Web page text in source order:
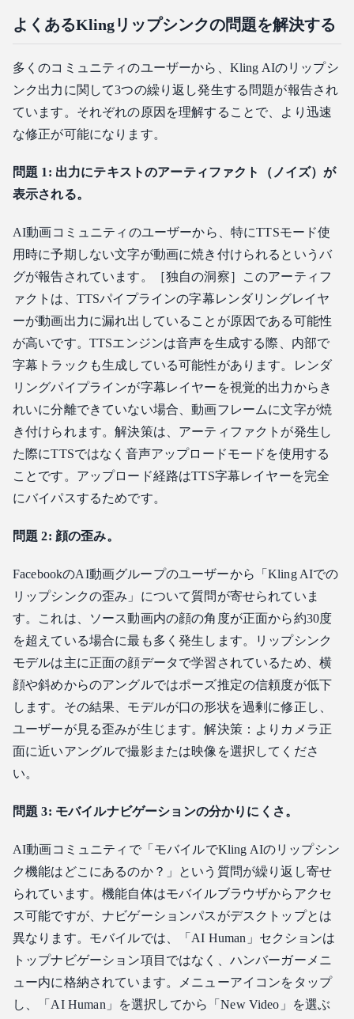
よくあるKlingリップシンクの問題を解決する
多くのコミュニティのユーザーから、Kling AIのリップシ
ンク出力に関して3つの繰り返し発生する問題が報告され
ています。それぞれの原因を理解することで、より迅速
な修正が可能になります。
問題 1: 出力にテキストのアーティファクト（ノイズ）が
表示される。
AI動画コミュニティのユーザーから、特にTTSモード使
用時に予期しない文字が動画に焼き付けられるというバ
グが報告されています。［独自の洞察］このアーティフ
ァクトは、TTSパイプラインの字幕レンダリングレイヤ
ーが動画出力に漏れ出していることが原因である可能性
が高いです。TTSエンジンは音声を生成する際、内部で
字幕トラックも生成している可能性があります。レンダ
リングパイプラインが字幕レイヤーを視覚的出力からき
れいに分離できていない場合、動画フレームに文字が焼
き付けられます。解決策は、アーティファクトが発生し
た際にTTSではなく音声アップロードモードを使用する
ことです。アップロード経路はTTS字幕レイヤーを完全
にバイパスするためです。
問題 2: 顔の歪み。
FacebookのAI動画グループのユーザーから「Kling AIでの
リップシンクの歪み」について質問が寄せられていま
す。これは、ソース動画内の顔の角度が正面から約30度
を超えている場合に最も多く発生します。リップシンク
モデルは主に正面の顔データで学習されているため、横
顔や斜めからのアングルではポーズ推定の信頼度が低下
します。その結果、モデルが口の形状を過剰に修正し、
ユーザーが見る歪みが生じます。解決策：よりカメラ正
面に近いアングルで撮影または映像を選択してくださ
い。
問題 3: モバイルナビゲーションの分かりにくさ。
AI動画コミュニティで「モバイルでKling AIのリップシン
ク機能はどこにあるのか？」という質問が繰り返し寄せ
られています。機能自体はモバイルブラウザからアクセ
ス可能ですが、ナビゲーションパスがデスクトップとは
異なります。モバイルでは、「AI Human」セクションは
トップナビゲーション項目ではなく、ハンバーガーメニ
ュー内に格納されています。メニューアイコンをタップ
し、「AI Human」を選択してから「New Video」を選ぶ